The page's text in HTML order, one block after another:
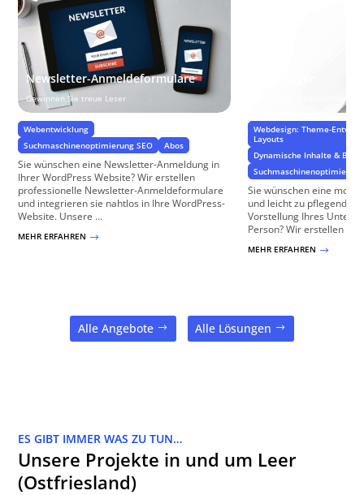
Newsletter-Anmeldeformulare
Gewinnen Sie treue Leser
Webentwicklung
Suchmaschinenoptimierung SEO
Abos
Sie wünschen eine Newsletter-Anmeldung in
Ihrer WordPress Website? Wir erstellen
professionelle Newsletter-Anmeldeformulare
und integrieren sie nahtlos in Ihre WordPress-
Website. Unsere ...
MEHR ERFAHREN $
Preiswert, übersichtlich,
Webdesign: Theme-
Layouts
Dynamische Inhalte &
Suchmaschinenoptimierung
Sie wünschen eine
und leicht zu pflegende
Vorstellung Ihres
Person? Wir erstellen
MEHR ERFAHREN $
Alle Angebote Alle Lösungen
ES GIBT IMMER WAS ZU TUN…
Unsere Projekte in und um Leer
(Ostfriesland)